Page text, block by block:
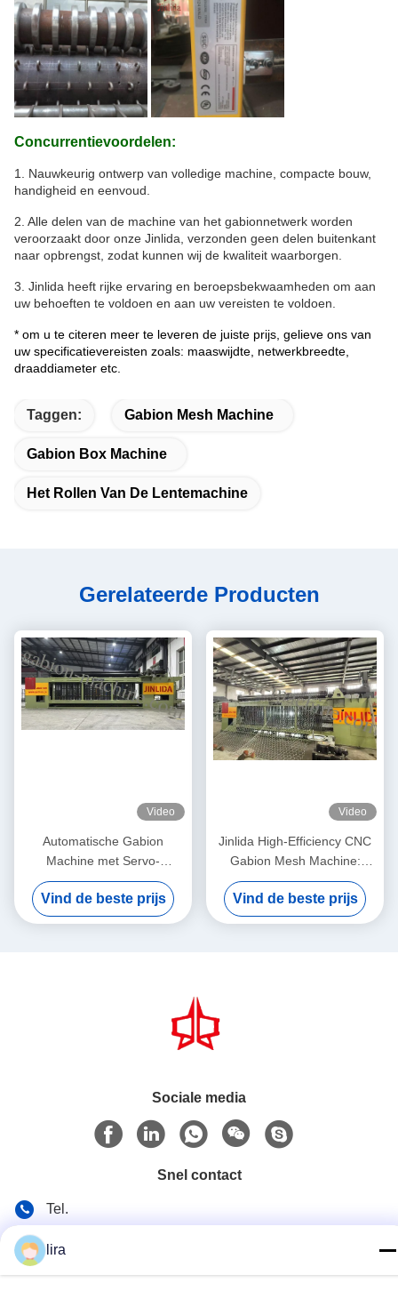
Concurrentievoordelen:
1. Nauwkeurig ontwerp van volledige machine, compacte bouw,
handigheid en eenvoud.
2. Alle delen van de machine van het gabionnetwerk worden
veroorzaakt door onze Jinlida, verzonden geen delen buitenkant
naar opbrengst, zodat kunnen wij de kwaliteit waarborgen.
3. Jinlida heeft rijke ervaring en beroepsbekwaamheden om aan
uw behoeften te voldoen en aan uw vereisten te voldoen.
* om u te citeren meer te leveren de juiste prijs, gelieve ons van
uw specificatievereisten zoals: maaswijdte, netwerkbreedte,
draaddiameter etc.
Taggen: Gabion Mesh Machine
Gabion Box Machine
Het Rollen Van De Lentemachine
Gerelateerde Producten
Video
Automatische Gabion
Machine met Servo-
gedreven Precision Mesh
Maker 5,3m Max Breedte
Vind de beste prijs
Video
Jinlida High-Efficiency CNC
Gabion Mesh Machine:
Perfect Combination of Fast
Output and Precision
Weaving to Boost
Vind de beste prijs
Sociale media
Snel contact
Tel.
E-mail
lira